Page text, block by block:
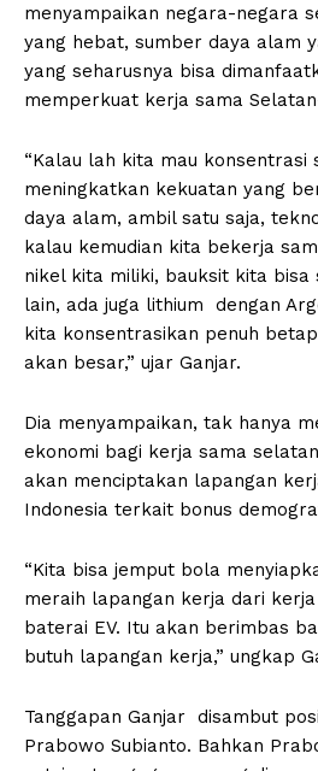
menyampaikan negara-negara
yang hebat, sumber daya alam
yang seharusnya bisa
memperkuat kerja sama
“Kalau lah kita mau konsentrasi
meningkatkan kekuatan yang
daya alam, ambil satu saja,
kalau kemudian kita bekerja
nikel kita miliki, bauksit kita bisa
lain, ada juga lithium dengan
kita konsentrasikan penuh
akan besar,” ujar Ganjar.
Dia menyampaikan, tak hanya
ekonomi bagi kerja sama
akan menciptakan lapangan
Indonesia terkait bonus
“Kita bisa jemput bola
meraih lapangan kerja dari
baterai EV. Itu akan berimbas
butuh lapangan kerja,” ungkap
Tanggapan Ganjar disambut
Prabowo Subianto. Bahkan